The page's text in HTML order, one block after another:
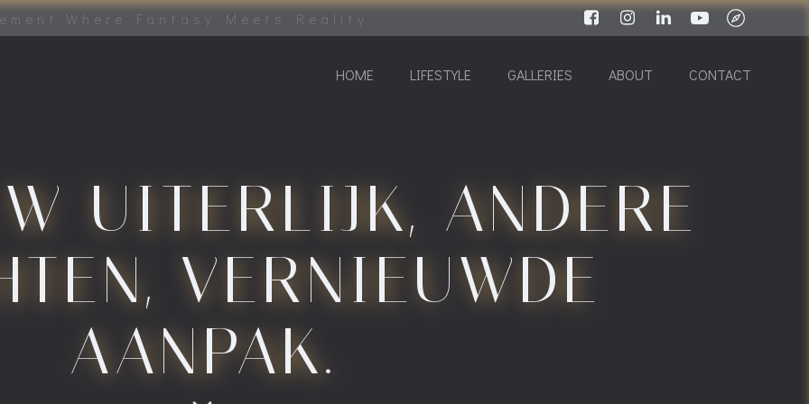
Where Fantasy Meets Reality
HOME LIFESTYLE GALLERIES ABOUT CONTACT
UITERLIJK, ANDERE
VERNIEUWDE
AANPAK.